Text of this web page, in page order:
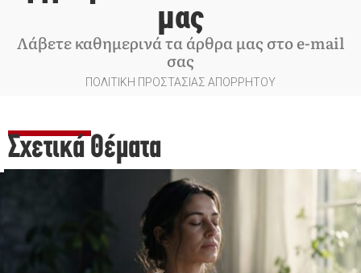
μας
Λάβετε καθημερινά τα άρθρα μας στο e-mail
σας
ΠΟΛΙΤΙΚΗ ΠΡΟΣΤΑΣΙΑΣ ΑΠΟΡΡΗΤΟΥ
Σχετικά Θέματα